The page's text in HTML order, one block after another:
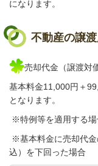
になります。
不動産の譲
売却代金（譲渡対
基本料金11,000円＋
となります。
※特例等を適用する場
※基本料金に売却代
込）を下回った場合